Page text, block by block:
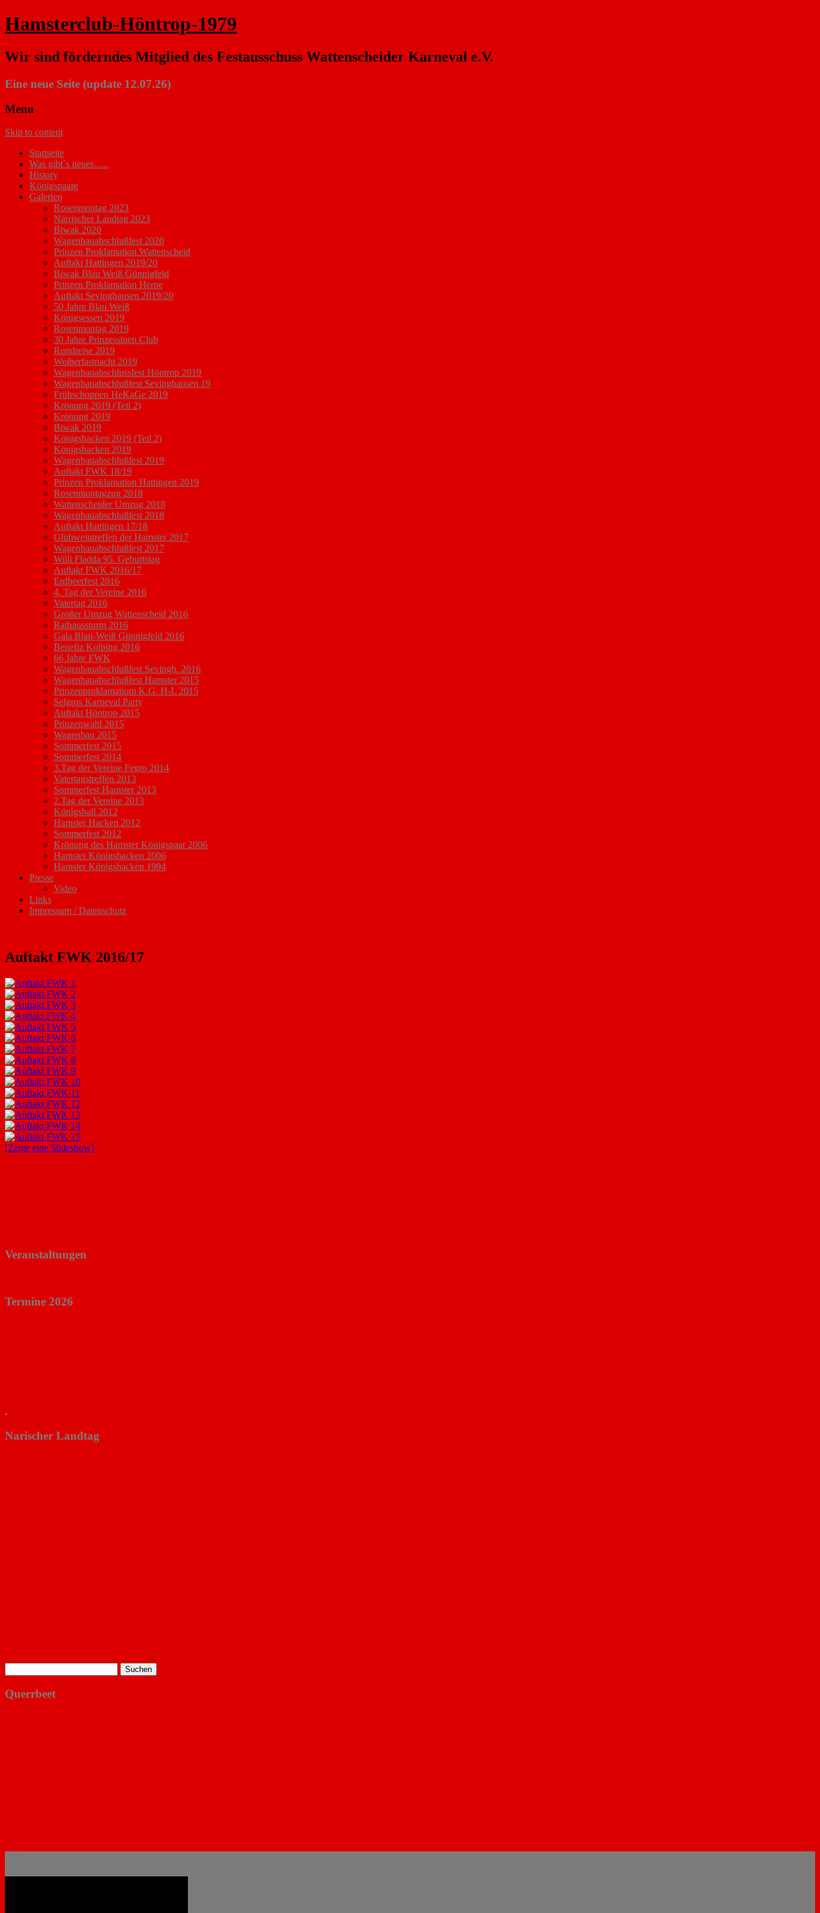
Hamsterclub-Höntrop-1979
Wir sind förderndes Mitglied des Festausschuss Wattenscheider Karneval e.V.
Eine neue Seite (update 12.07.26)
Menu
Skip to content
Startseite
Was gibt`s neues…..
History
Königspaare
Galerien
Rosenmontag 2023
Närrischer Landtag 2023
Biwak 2020
Wagenbauabschlußfest 2020
Prinzen Proklamation Wattenscheid
Auftakt Hattingen 2019/20
Biwak Blau Weiß Günnigfeld
Prinzen Proklamation Herne
Auftakt Sevinghausen 2019/20
50 Jahre Blau Weiß
Königsessen 2019
Rosenmontag 2019
30 Jahre Prinzessinen Club
Rundreise 2019
Weiberfastnacht 2019
Wagenbauabschlussfest Höntrop 2019
Wagenbauabschlußfest Sevinghausen 19
Frühschoppen HeKaGe 2019
Krönung 2019 (Teil 2)
Krönung 2019
Biwak 2019
Königshacken 2019 (Teil 2)
Königshacken 2019
Wagenbauabschlußfest 2019
Auftakt FWK 18/19
Prinzen Proklamation Hattingen 2019
Rosenmontagzug 2018
Wattenscheider Umzug 2018
Wagenbauabschlußfest 2018
Auftakt Hattingen 17/18
Glühweintreffen der Hamster 2017
Wagenbauabschlußfest 2017
Willi Fladda 95. Geburtstag
Auftakt FWK 2016/17
Erdbeerfest 2016
4. Tag der Vereine 2016
Vatertag 2016
Großer Umzug Wattenscheid 2016
Rathaussturm 2016
Gala Blau-Weiß Günnigfeld 2016
Benefiz Kolping 2016
66 Jahre FWK
Wagenbauabschlußfest Sevingh. 2016
Wagenbauabschlußfest Hamster 2015
Prinzenproklamatiom K.G. H-L 2015
Selgros Karneval Party
Auftakt Höntrop 2015
Prinzenwahl 2015
Wagenbau 2015
Sommerfest 2015
Sommerfest 2014
3.Tag der Vereine Fegro 2014
Vatertagstreffen 2013
Sommerfest Hamster 2013
2.Tag der Vereine 2013
Königsball 2012
Hamster Hacken 2012
Sommerfest 2012
Krönung des Hamster Königspaar 2006
Hamster Königshacken 2006
Hamster Königshacken 1994
Presse
Video
Links
Impressum / Datenschutz
Auftakt FWK 2016/17
[Zeige eine Slideshow]
Veranstaltungen
Termine 2026
.
Narischer Landtag
nach:
Querrbeet